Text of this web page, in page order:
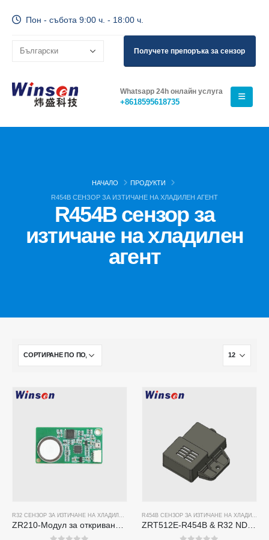
Пон - събота 9:00 ч. - 18:00 ч.
Получете препоръка за сензор
Whatsapp 24h онлайн услуга
+8618595618735
НАЧАЛО
ПРОДУКТИ
R454B СЕНЗОР ЗА ИЗТИЧАНЕ НА ХЛАДИЛЕН АГЕНТ
R454B сензор за
изтичане на хладилен
агент
,R454B СЕНЗОР ЗА ИЗТИЧАНЕ НА